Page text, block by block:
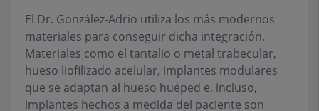
El Dr. González-Adrio utiliza los más modernos
materiales para conseguir dicha integración.
Materiales como el tantalio o metal trabecular,
hueso liofilizado acelular, implantes modulares
que se adaptan al hueso huéped e, incluso,
implantes hechos a medida del paciente son